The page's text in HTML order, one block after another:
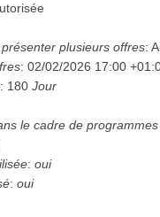
plusieurs offres:
:02/02/2026 17:00
: 180 Jour
le cadre de
:oui
:oui